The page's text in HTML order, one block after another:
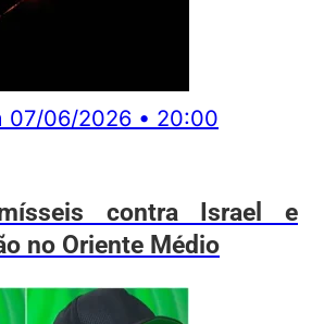
07/06/2026 • 20:00
contra Israel e
no Oriente Médio